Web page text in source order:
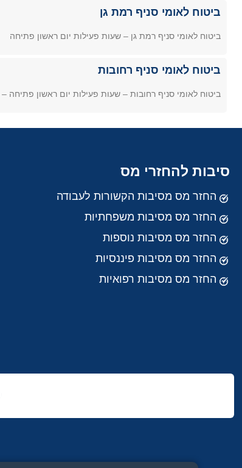
ביטוח לאומי סניף רמת גן
ביטוח לאומי סניף רמת גן – שעות פעילות יום ראשון פתיחה
ביטוח לאומי סניף רחובות
ביטוח לאומי סניף רחובות – שעות פעילות יום ראשון פתיחה –
סיבות להחזרי מס
החזר מס מסיבות הקשורות לעבודה
החזר מס מסיבות משפחתיות
החזר מס מסיבות נוספות
החזר מס מסיבות פיננסיות
החזר מס מסיבות רפואיות